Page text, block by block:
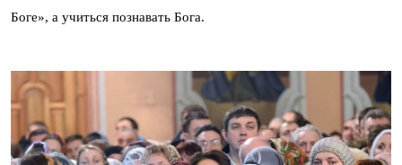
Боге», а учиться познавать Бога.